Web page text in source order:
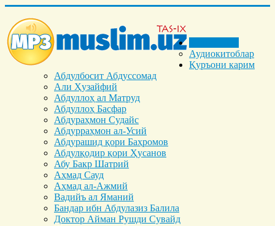
Аудиокитоблар
Қуръони карим
Абдулбосит Абдуссомад
Али Ҳузайфий
Абдуллоҳ ал Матруд
Абдуллоҳ Басфар
Абдураҳмон Судайс
Абдурраҳмон ал-Усий
Абдурашид қори Баҳромов
Абдулқодир қори Ҳусанов
Абу Бакр Шатрий
Аҳмад Сауд
Аҳмад ал-Ажмий
Вадийъ ал Яманий
Бандар ибн Абдулазиз Балила
Доктор Айман Рушди Сувайд